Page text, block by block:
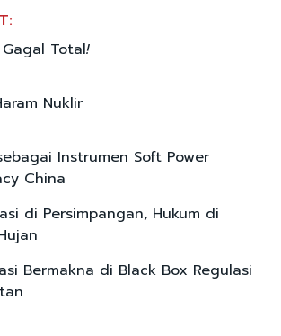
Total!
Nuklir
Instrumen Soft Power
China
di Persimpangan, Hukum di
Bermakna di Black Box Regulasi